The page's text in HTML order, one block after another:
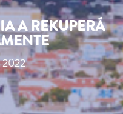
A REKUPERÁ
2022